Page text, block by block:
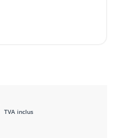
TVA inclus